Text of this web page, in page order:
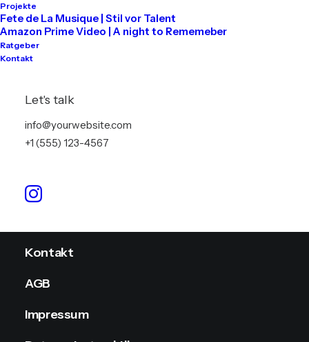
Projekte
Fete de La Musique | Stil vor Talent
Amazon Prime Video | A night to Rememeber
Ratgeber
Kontakt
Let's talk
info@yourwebsite.com
+1 (555) 123-4567
Mieten
Tontechnik
Videotechnik
Info
Kontakt
AGB
Impressum